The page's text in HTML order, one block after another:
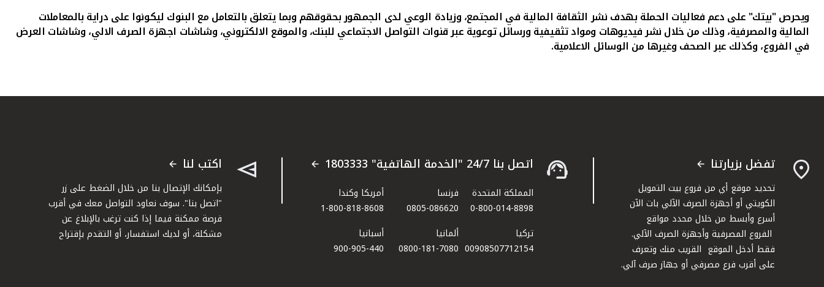
ويحرص "بيتك" على دعم فعاليات الحملة بهدف نشر الثقافة المالية في المجتمع، وزيادة الوعي لدى الجمهور بحقوقهم وبما يتعلق بالتعامل مع البنوك ليكونوا على دراية بالمعاملات
المالية والمصرفية، وذلك من خلال نشر فيديوهات ومواد تثقيفية ورسائل توعوية عبر قنوات التواصل الاجتماعي للبنك، والموقع الالكتروني، وشاشات اجهزة الصرف الالي، وشاشات العرض
في الفروع، وكذلك عبر الصحف وغيرها من الوسائل الاعلامية.
تفضل بزيارتنا
تحديد موقع أي من فروع بيت التمويل
الكويتي أو أجهزة الصرف الآلي بات الآن
أسرع وأبسط من خلال محدد مواقع
الفروع المصرفية وأجهزة الصرف الآلي.
فقط أدخل الموقع القريب منك وتعرف
على أقرب فرع مصرفي أو جهاز صرف آلي.
اتصل بنا 24/7 "الخدمة الهاتفية" 1803333
المملكة المتحدة
0-800-014-8898
فرنسا
0805-086620
أمريكا وكندا
1-800-818-8608
تركيا
00908507712154​
ألمانيا
0800-181-7080
أسبانيا
900-905-440
اكتب لنا
بإمكانك الإتصال بنا من خلال الضغط على زر
"اتصل بنا". سوف نعاود التواصل معك في أقرب
فرصة ممكنة فيما إذا كنت ترغب بالإبلاغ عن
مشكلة، أو لديك استفسار، أو التقدم بإقتراح